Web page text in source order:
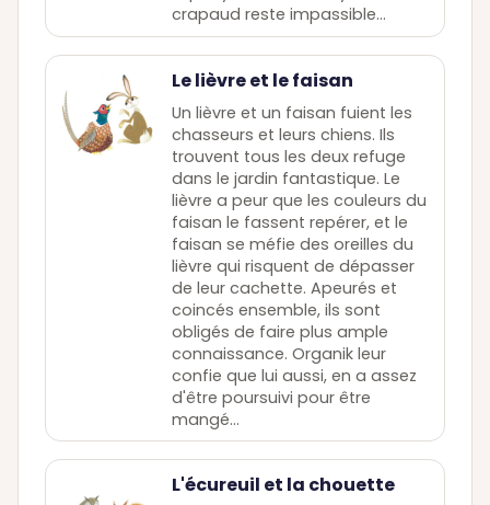
crapaud reste impassible...
Le lièvre et le faisan
Un lièvre et un faisan fuient les
chasseurs et leurs chiens. Ils
trouvent tous les deux refuge
dans le jardin fantastique. Le
lièvre a peur que les couleurs du
faisan le fassent repérer, et le
faisan se méfie des oreilles du
lièvre qui risquent de dépasser
de leur cachette. Apeurés et
coincés ensemble, ils sont
obligés de faire plus ample
connaissance. Organik leur
confie que lui aussi, en a assez
d'être poursuivi pour être
mangé...
L'écureuil et la chouette